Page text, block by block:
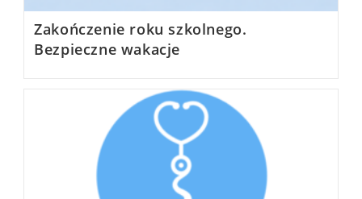
Zakończenie roku szkolnego.
Bezpieczne wakacje